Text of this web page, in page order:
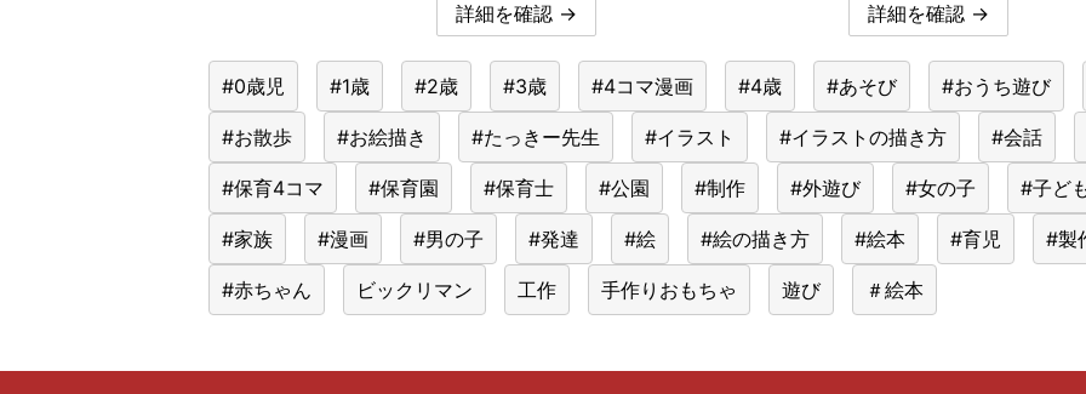
詳細を確認 → 詳細を確認 →
#0歳児 #1歳 #2歳 #3歳 #4コマ漫画 #4歳 #あそび #おうち遊び
#お散歩 #お絵描き #たっきー先生 #イラスト #イラストの描き方 #会話
#保育4コマ #保育園 #保育士 #公園 #制作 #外遊び #女の子 #子ど
#家族 #漫画 #男の子 #発達 #絵 #絵の描き方 #絵本 #育児 #製
#赤ちゃん ビックリマン 工作 手作りおもちゃ 遊び ＃絵本